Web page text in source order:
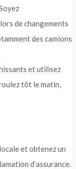
de changements
des camions
et utilisez
tôt le matin,
et obtenez un
d’assurance.